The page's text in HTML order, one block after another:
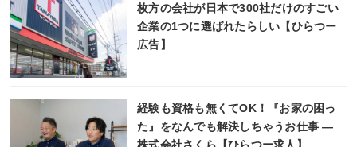
枚方の会社が日本で300社だけのすごい
企業の1つに選ばれたらしい【ひらつー
広告】
経験も資格も無くてOK！『お家の困っ
た』をなんでも解決しちゃうお仕事 ―